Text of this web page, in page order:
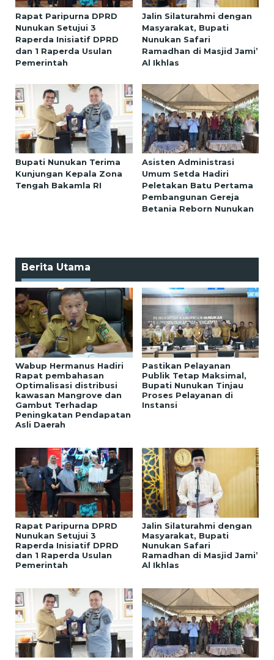
Rapat Paripurna DPRD
Nunukan Setujui 3
Raperda Inisiatif DPRD
dan 1 Raperda Usulan
Pemerintah
Jalin Silaturahmi dengan
Masyarakat, Bupati
Nunukan Safari
Ramadhan di Masjid Jami’
Al Ikhlas
Bupati Nunukan Terima
Kunjungan Kepala Zona
Tengah Bakamla RI
Asisten Administrasi
Umum Setda Hadiri
Peletakan Batu Pertama
Pembangunan Gereja
Betania Reborn Nunukan
Berita Utama
Wabup Hermanus Hadiri
Rapat pembahasan
Optimalisasi distribusi
kawasan Mangrove dan
Gambut Terhadap
Peningkatan Pendapatan
Asli Daerah
Pastikan Pelayanan
Publik Tetap Maksimal,
Bupati Nunukan Tinjau
Proses Pelayanan di
Instansi
Rapat Paripurna DPRD
Nunukan Setujui 3
Raperda Inisiatif DPRD
dan 1 Raperda Usulan
Pemerintah
Jalin Silaturahmi dengan
Masyarakat, Bupati
Nunukan Safari
Ramadhan di Masjid Jami’
Al Ikhlas